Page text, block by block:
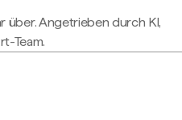
über. Angetrieben durch KI,
Team.